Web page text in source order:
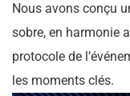
Nous avons conçu
sobre, en harmonie
protocole de
les moments clés.